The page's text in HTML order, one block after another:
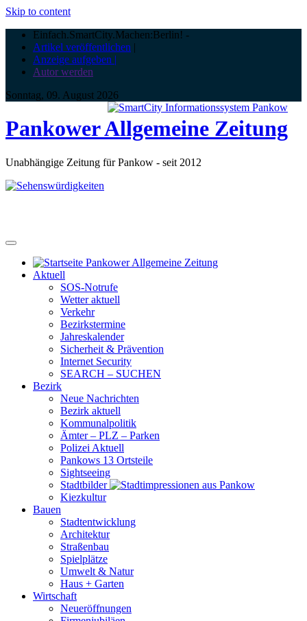
Skip to content
Einfach.SmartCity.Machen:Berlin! -
Artikel veröffentlichen |
Anzeige aufgeben |
Autor werden
Sonntag, 09. August 2026
Pankower Allgemeine Zeitung
Unabhängige Zeitung für Pankow - seit 2012
Aktuell
SOS-Notrufe
Wetter aktuell
Verkehr
Bezirkstermine
Jahreskalender
Sicherheit & Prävention
Internet Security
SEARCH – SUCHEN
Bezirk
Neue Nachrichten
Bezirk aktuell
Kommunalpolitik
Ämter – PLZ – Parken
Polizei Aktuell
Pankows 13 Ortsteile
Sightseeing
Stadtbilder
Kiezkultur
Bauen
Stadtentwicklung
Architektur
Straßenbau
Spielplätze
Umwelt & Natur
Haus + Garten
Wirtschaft
Neueröffnungen